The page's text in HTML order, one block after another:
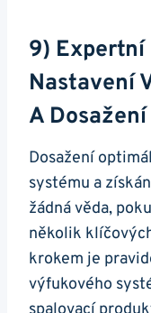
9) Expertní
Nastavení
A
Dosažení
systému a
žádná věda,
několik
krokem je
výfukového